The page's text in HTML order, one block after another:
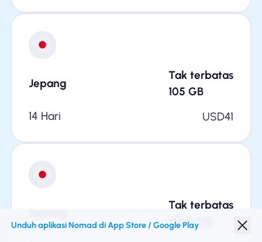
Jepang
Tak terbatas
105 GB
14 Hari
USD41
Tak terbatas
157.5 GB
Unduh aplikasi Nomad di App Store / Google Play